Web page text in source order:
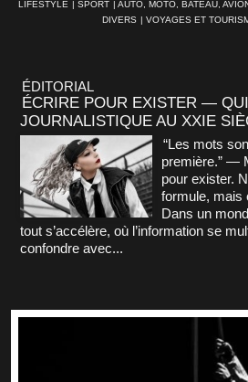
LIFESTYLE | SPORT | AUTO, MOTO, BATEAU,
DIVERS | VOYAGES ET
ÉDITORIAL
ÉCRIRE POUR EXISTER —
JOURNALISTIQUE AU XXIE
“Les mots
première.” —
pour exister.
formule, mais
Dans un
tout s’accélère, où l’information se
confondre avec...